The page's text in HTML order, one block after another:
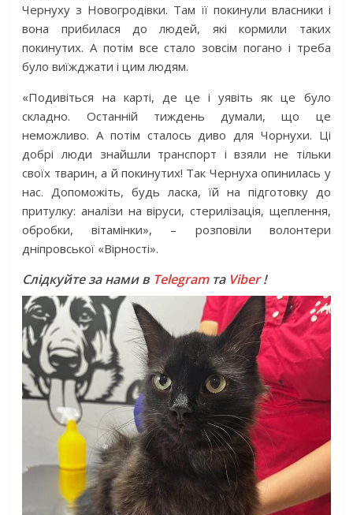
Чернуху з Новогродівки. Там її покинули власники і
вона прибилася до людей, які кормили таких
покинутих. А потім все стало зовсім погано і треба
було виїжджати і цим людям.
«Подивіться на карті, де це і уявіть як це було
складно. Останній тиждень думали, що це
неможливо. А потім сталось диво для Чорнухи. Ці
добрі люди знайшли транспорт і взяли не тільки
своїх тварин, а й покинутих! Так Чернуха опинилась у
нас. Допоможіть, будь ласка, їй на підготовку до
притулку: аналізи на віруси, стерилізація, щеплення,
обробки, вітамінки», – розповіли волонтери
дніпровської «Вірності».
Слідкуйте за нами в Telegramта Viber!